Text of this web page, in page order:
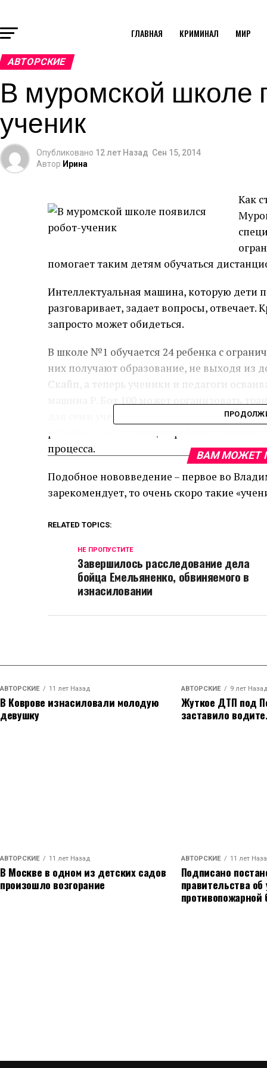
ГЛАВНАЯ КРИМИНАЛ МИР
АВТОРСКИЕ
В муромской школе
ученик
Опубликовано 12 лет Назад Сен 15, 2014
Автор Ирина
Как
помогает таким детям обучаться
Интеллектуальная машина, которую дети
разговаривает, задает вопросы,
запросто может обидеться.
В школе №1 обучается 24 ребенка с
них получают образование, не выходя из
Скайп, а теперь ученики и педагоги
для семи учеников одновременно.
процесса.
Подобное нововведение – первое во
зарекомендует, то очень скоро такие
RELATED TOPICS:
НЕ ПРОПУСТИТЕ
Завершилось расследование дела
бойца Емельяненко, обвиняемого в
изнасиловании
ВАМ МОЖЕТ
АВТОРСКИЕ 11 лет Назад
В Коврове изнасиловали молодую
девушку
АВТОРСКИЕ 9 лет Назад
Жуткое ДТП под
заставило
АВТОРСКИЕ 11 лет Назад
В Москве в одном из детских садов
произошло возгорание
АВТОРСКИЕ 11 лет
Подписано
правительства
противопожарной